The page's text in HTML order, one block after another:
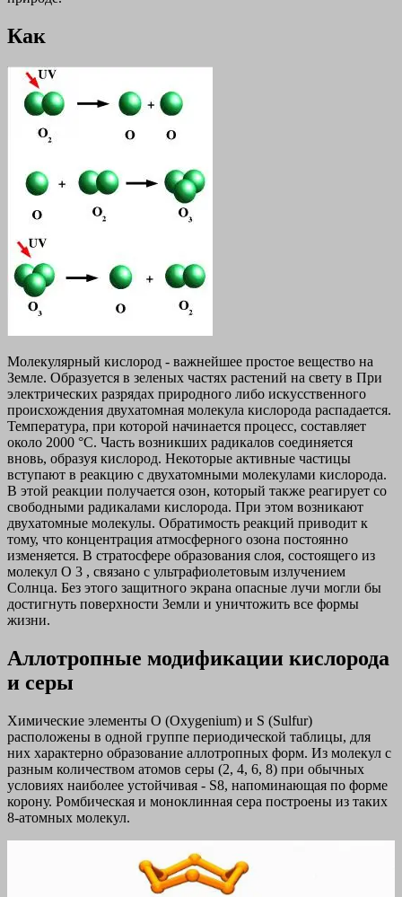
Как
Молекулярный кислород - важнейшее простое вещество на
Земле. Образуется в зеленых частях растений на свету в При
электрических разрядах природного либо искусственного
происхождения двухатомная молекула кислорода распадается.
Температура, при которой начинается процесс, составляет
около 2000 °С. Часть возникших радикалов соединяется
вновь, образуя кислород. Некоторые активные частицы
вступают в реакцию с двухатомными молекулами кислорода.
В этой реакции получается озон, который также реагирует со
свободными радикалами кислорода. При этом возникают
двухатомные молекулы. Обратимость реакций приводит к
тому, что концентрация атмосферного озона постоянно
изменяется. В стратосфере образования слоя, состоящего из
молекул O 3 , связано с ультрафиолетовым излучением
Солнца. Без этого защитного экрана опасные лучи могли бы
достигнуть поверхности Земли и уничтожить все формы
жизни.
Аллотропные модификации кислорода
и серы
Химические элементы O (Oxygenium) и S (Sulfur)
расположены в одной группе периодической таблицы, для
них характерно образование аллотропных форм. Из молекул с
разным количеством атомов серы (2, 4, 6, 8) при обычных
условиях наиболее устойчивая - S8, напоминающая по форме
корону. Ромбическая и моноклинная сера построены из таких
8-атомных молекул.